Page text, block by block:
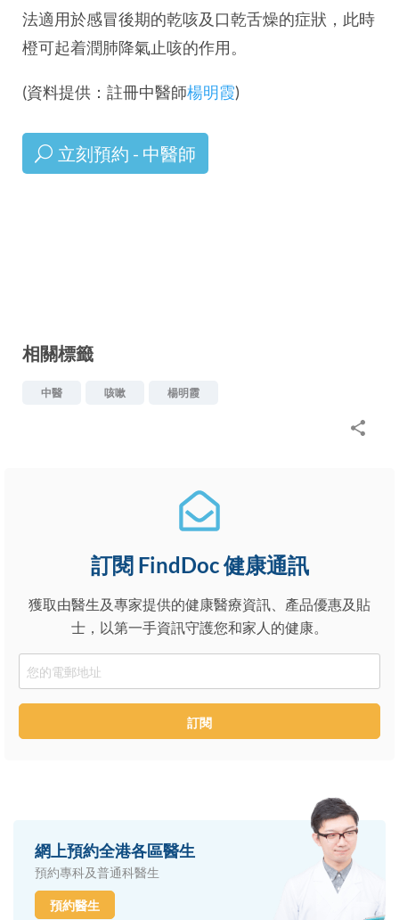
法適用於感冒後期的乾咳及口乾舌燥的症狀，此時
橙可起着潤肺降氣止咳的作用。
(資料提供：註冊中醫師楊明霞)
立刻預約 - 中醫師
相關標籤
中醫 咳嗽 楊明霞
訂閱 FindDoc 健康通訊
獲取由醫生及專家提供的健康醫療資訊、產品優惠及貼
士，以第一手資訊守護您和家人的健康。
Email
訂閱
網上預約全港各區醫生
預約專科及普通科醫生
預約醫生